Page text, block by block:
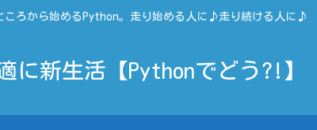
ころから始めるPython。走り始める人に♪走り続ける人に♪
に新生活【Pythonでどう?!】